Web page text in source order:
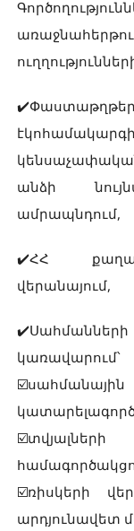
էկոհամակարգի
անձի
ամրապնդում,
✔️ՀՀ
վերանայում,
կառավարում՝
☑️սահմանային
☑️ռիսկերի
արդյունավետ